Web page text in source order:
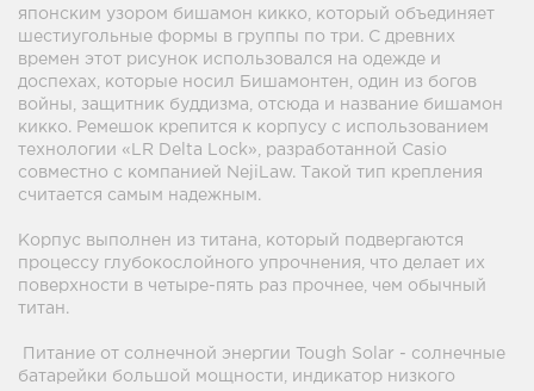
японским узором бишамон кикко, который объединяет
шестиугольные формы в группы по три. С древних
времен этот рисунок использовался на одежде и
доспехах, которые носил Бишамонтен, один из богов
войны, защитник буддизма, отсюда и название бишамон
кикко. Ремешок крепится к корпусу с использованием
технологии «LR Delta Lock», разработанной Casio
совместно с компанией NejiLaw. Такой тип крепления
считается самым надежным.
Корпус выполнен из титана, который подвергаются
процессу глубокослойного упрочнения, что делает их
поверхности в четыре-пять раз прочнее, чем обычный
титан.
Питание от солнечной энергии Tough Solar - солнечные
батарейки большой мощности, индикатор низкого